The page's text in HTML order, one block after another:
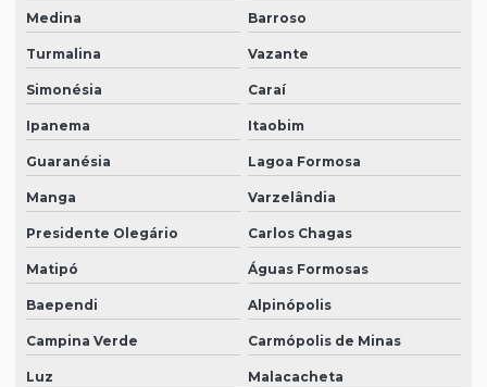
Medina Barroso
Turmalina Vazante
Simonésia Caraí
Ipanema Itaobim
Guaranésia Lagoa Formosa
Manga Varzelândia
Presidente Olegário Carlos Chagas
Matipó Águas Formosas
Baependi Alpinópolis
Campina Verde Carmópolis de Minas
Luz Malacacheta